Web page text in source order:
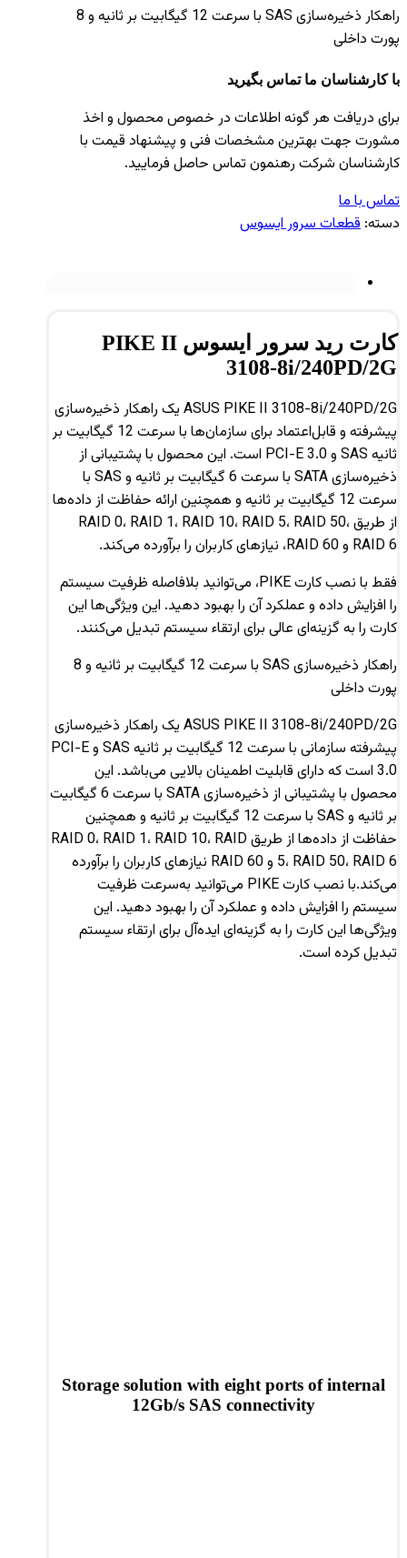
راهکار ذخیره‌سازی SAS با سرعت 12 گیگابیت بر ثانیه و 8
پورت داخلی
با کارشناسان ما تماس بگیرید
برای دریافت هر گونه اطلاعات در خصوص محصول و اخذ
مشورت جهت بهترین مشخصات فنی و پیشنهاد قیمت با
کارشناسان شرکت رهنمون تماس حاصل فرمایید.
تماس با ما
دسته: قطعات سرور ایسوس
کارت رید سرور ایسوس PIKE II
3108-8i/240PD/2G
ASUS PIKE II 3108-8i/240PD/2G یک راهکار ذخیره‌سازی
پیشرفته و قابل‌اعتماد برای سازمان‌ها با سرعت 12 گیگابیت بر
ثانیه SAS و PCI-E 3.0 است. این محصول با پشتیبانی از
ذخیره‌سازی SATA با سرعت 6 گیگابیت بر ثانیه و SAS با
سرعت 12 گیگابیت بر ثانیه و همچنین ارائه حفاظت از داده‌ها
از طریق RAID 0، RAID 1، RAID 10، RAID 5، RAID 50،
RAID 6 و RAID 60، نیازهای کاربران را برآورده می‌کند.
فقط با نصب کارت PIKE، می‌توانید بلافاصله ظرفیت سیستم
را افزایش داده و عملکرد آن را بهبود دهید. این ویژگی‌ها این
کارت را به گزینه‌ای عالی برای ارتقاء سیستم تبدیل می‌کنند.
راهکار ذخیره‌سازی SAS با سرعت 12 گیگابیت بر ثانیه و 8
پورت داخلی
ASUS PIKE II 3108-8i/240PD/2G یک راهکار ذخیره‌سازی
پیشرفته سازمانی با سرعت 12 گیگابیت بر ثانیه SAS و PCI-E
3.0 است که دارای قابلیت اطمینان بالایی می‌باشد. این
محصول با پشتیبانی از ذخیره‌سازی SATA با سرعت 6 گیگابیت
بر ثانیه و SAS با سرعت 12 گیگابیت بر ثانیه و همچنین
حفاظت از داده‌ها از طریق RAID 0، RAID 1، RAID 10، RAID
5، RAID 50، RAID 6 و RAID 60 نیازهای کاربران را برآورده
می‌کند.با نصب کارت PIKE می‌توانید به‌سرعت ظرفیت
سیستم را افزایش داده و عملکرد آن را بهبود دهید. این
ویژگی‌ها این کارت را به گزینه‌ای ایده‌آل برای ارتقاء سیستم
تبدیل کرده است.
Storage solution with eight ports of internal
12Gb/s SAS connectivity